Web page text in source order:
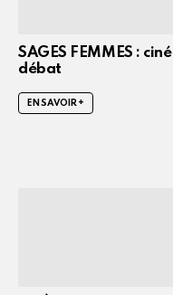
SAGES FEMMES : ciné
débat
EN SAVOIR +